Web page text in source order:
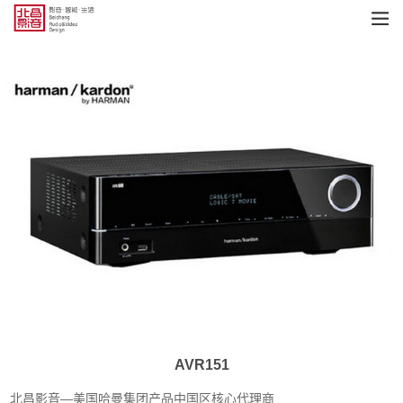
AVR151
北昌影音—美国哈曼集团产品中国区核心代理商